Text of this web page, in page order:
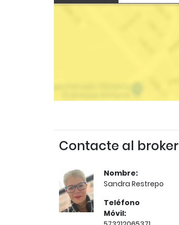
Contacte al broker
Nombre:
Sandra Restrepo
Teléfono
Móvil: